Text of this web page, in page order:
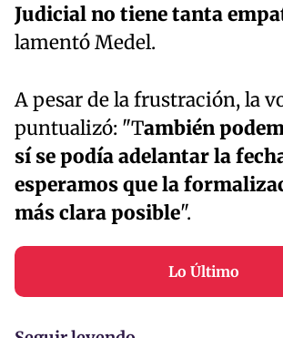
Judicial no tiene tanta
lamentó Medel.
A pesar de la frustración, la
puntualizó: "También
sí se podía adelantar la
esperamos que la
más clara posible".
Lo Último